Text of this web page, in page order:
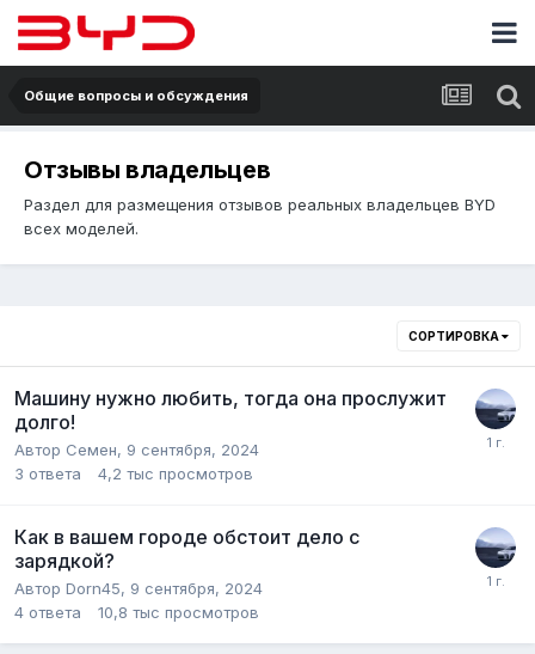
Общие вопросы и обсуждения
Отзывы владельцев
Раздел для размещения отзывов реальных владельцев BYD
всех моделей.
СОРТИРОВКА
Машину нужно любить, тогда она прослужит
долго!
Автор Семен, 9 сентября, 2024
3 ответа 4,2 тыс просмотров
Как в вашем городе обстоит дело с
зарядкой?
Автор Dorn45, 9 сентября, 2024
4 ответа 10,8 тыс просмотров